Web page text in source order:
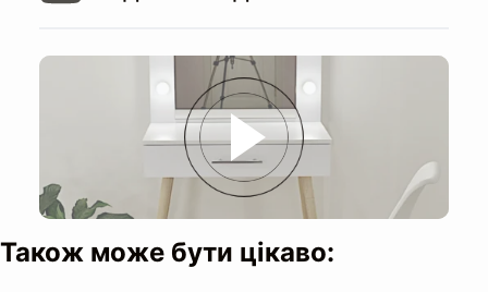
Освітлення:
Висота до стільниці:
Також може бути цікаво: